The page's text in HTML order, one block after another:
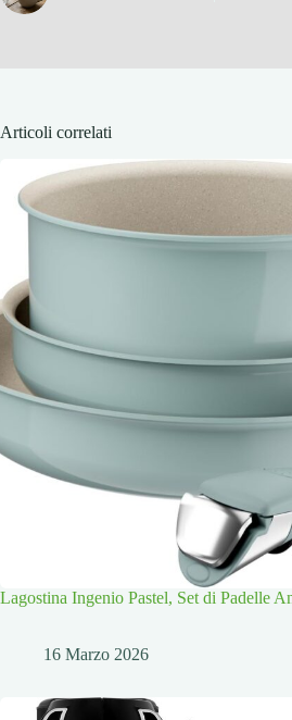
Articoli correlati
Lagostina Ingenio Pastel, Set di Padelle
16 Marzo 2026